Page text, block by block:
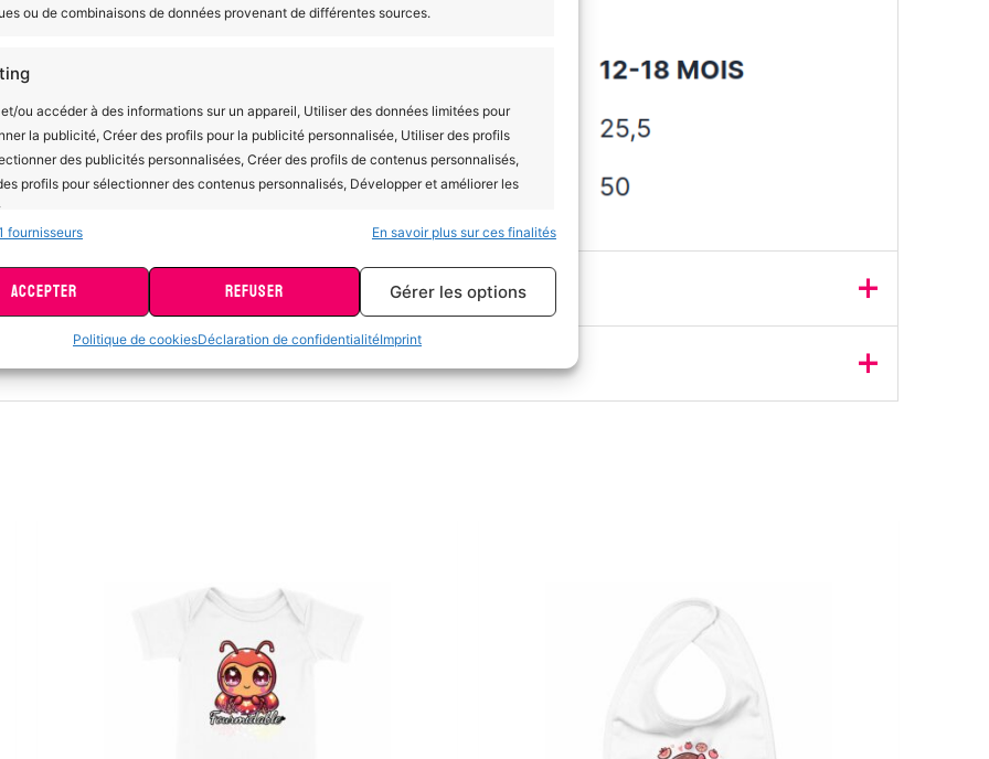
ou de combinaisons de données provenant de différentes sources.
ou accéder à des informations sur un appareil, Utiliser des données limitées pour
la publicité, Créer des profils pour la publicité personnalisée, Utiliser des profils
des publicités personnalisées, Créer des profils de contenus personnalisés,
profils pour sélectionner des contenus personnalisés, Développer et améliorer les
Toujours activé
correspondance et combiner des données à partir d’autres sources
Relier différents appareils, Identifier les appareils en fonction des
fournisseurs En savoir plus sur ces finalités
ACCEPTER REFUSER Gérer les options
Politique de cookiesDéclaration de confidentialitéImprint
Body Bébé Bio Les Mignonimaux - Carabébé